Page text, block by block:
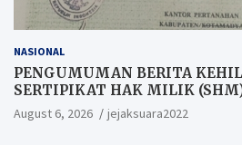
NASIONAL
PENGUMUMAN BERITA
SERTIPIKAT HAK MILIK
August 6, 2026 jejaksuara2022